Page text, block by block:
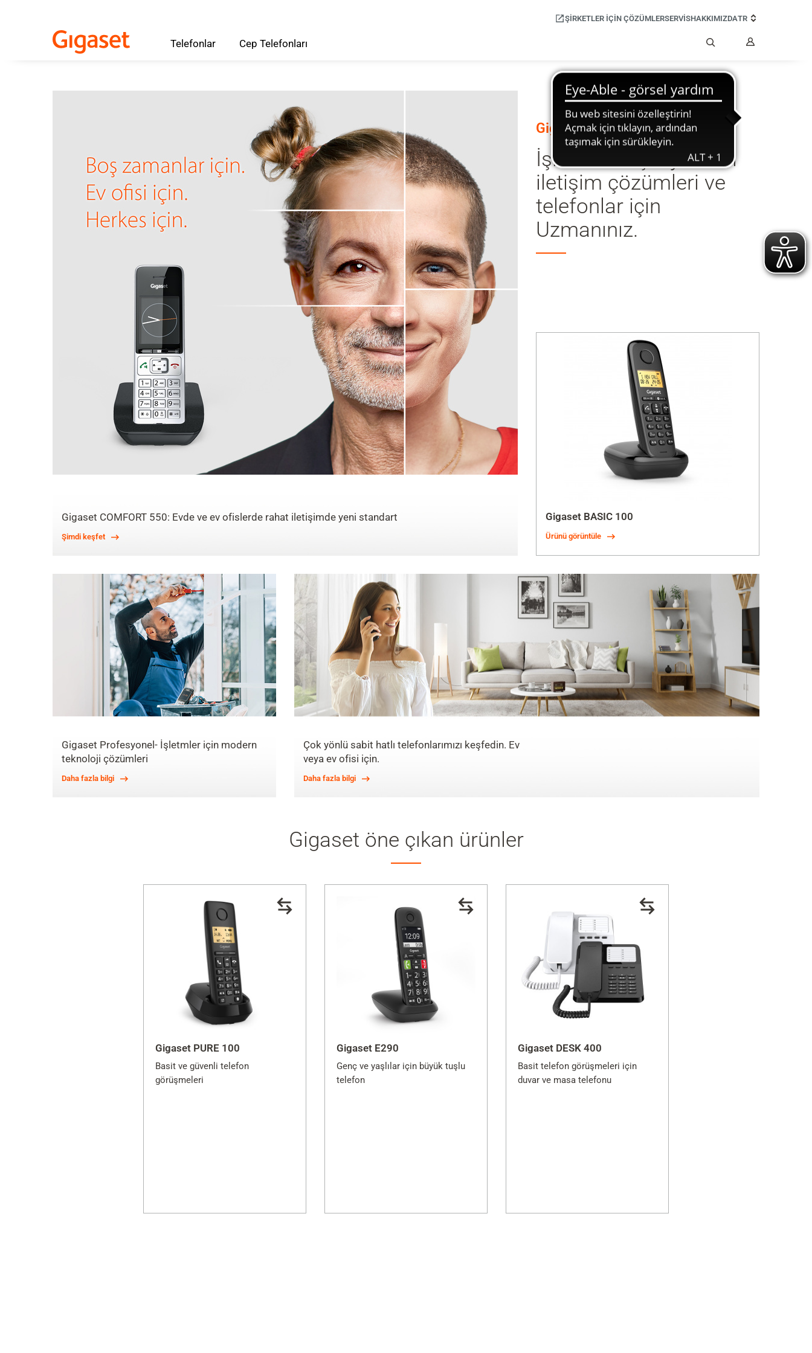
Skip to main content
ŞIRKETLER IÇIN ÇÖZÜMLERSERVİSHAKKIMIZDATR
Telefonlar Cep Telefonları
Gigaset COMFORT 550: Evde ve ev ofislerde rahat iletişimde yeni standart
Şimdi keşfet
Gigaset’ e Hoşgeldiniz:
İşletmeler için yaratıcı
iletişim çözümleri ve
telefonlar için
Uzmanınız.
Gigaset BASIC 100
Ürünü görüntüle
Gigaset Profesyonel- İşletmler için modern
teknoloji çözümleri
Daha fazla bilgi
Çok yönlü sabit hatlı telefonlarımızı keşfedin. Ev
veya ev ofisi için.
Daha fazla bilgi
Gigaset öne çıkan ürünler
Gigaset PURE 100
Basit ve güvenli telefon
görüşmeleri
Gigaset E290
Genç ve yaşlılar için büyük tuşlu
telefon
Gigaset DESK 400
Basit telefon görüşmeleri için
duvar ve masa telefonu